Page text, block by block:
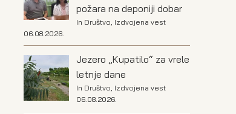
požara na deponiji dobar
In Društvo, Izdvojena vest
06.08.2026.
Jezero „Kupatilo“ za vrele
letnje dane
In Društvo, Izdvojena vest
06.08.2026.